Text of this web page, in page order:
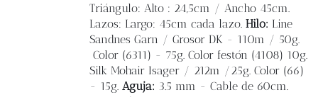
Triángulo: Alto : 24,5cm / Ancho 45cm.
Lazos: Largo: 45cm cada lazo. Hilo: Line
Sandnes Garn / Grosor DK - 110m / 50g.
Color (6311) - 75g. Color festón (4108) 10g.
Silk Mohair Isager / 212m /25g. Color (66)
- 15g. Aguja: 3.5 mm - Cable de 60cm.